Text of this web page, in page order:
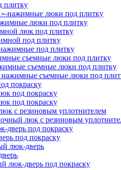
плитку
люки под плитку
люки под плитку
люк под плитку
под плитку
под плитку
съемные люки под плитку
съемные люки под плитку
съемные люки под
покраску
под покраску
под покраску
с резиновым уплотнителем
люк с резиновым
под покраску
под покраску
люк-дверь
дверь под покраску